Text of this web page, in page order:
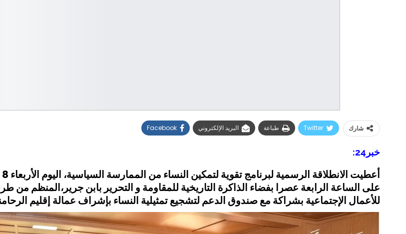
شارك Twitter طباعة البريد الإلكتروني Facebook
خبر24:
على الساعة الرابعة عصرا بفضاء الذاكرة التاريخية للمقاومة و التحرير بابن جرير،المنظم
للأعمال الإجتماعية بشراكة مع صندوق الدعم لتشجيع تمثيلية النساء بإشراف عمالة إقليم